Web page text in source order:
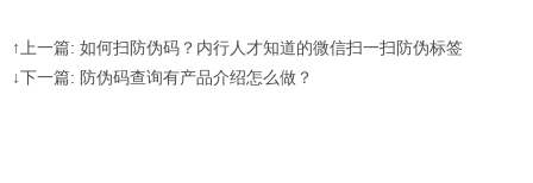
↑上一篇: 如何扫防伪码？内行人才知道的微信扫一扫防伪标签
↓下一篇: 防伪码查询有产品介绍怎么做？